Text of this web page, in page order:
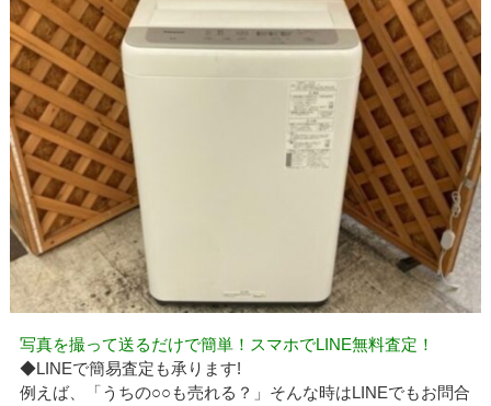
写真を撮って送るだけで簡単！スマホでLINE無料査定！
◆LINEで簡易査定も承ります!
例えば、「うちの○○も売れる？」そんな時はLINEでもお問合